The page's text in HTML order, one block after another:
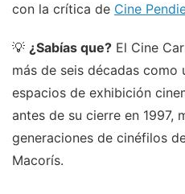
con la crítica de Cine
💡 ¿Sabías que? El Cine
más de seis décadas como
espacios de exhibición
antes de su cierre en 1997,
generaciones de cinéfilos
Macorís.